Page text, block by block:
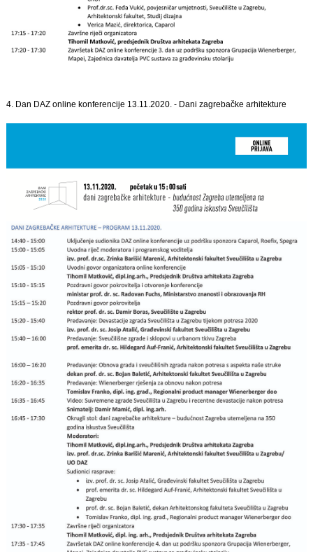
4. Dan DAZ online konferencije 13.11.2020. - Dani zagrebačke arhitekture